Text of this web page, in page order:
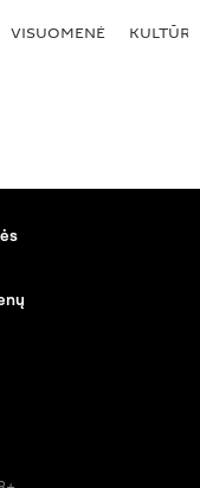
VISUOMENĖ KULTŪRA